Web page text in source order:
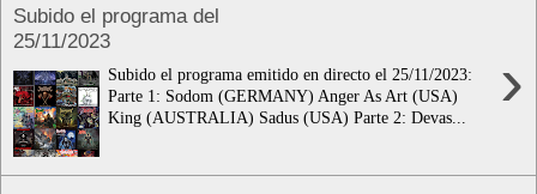
Subido el programa del
25/11/2023
›
Subido el programa emitido en directo el 25/11/2023:
Parte 1: Sodom (GERMANY) Anger As Art (USA)
King (AUSTRALIA) Sadus (USA) Parte 2: Devas...